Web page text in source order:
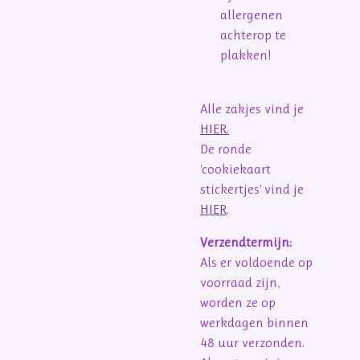
allergenen
achterop te
plakken!
Alle zakjes vind je
HIER.
De ronde
'cookiekaart
stickertjes' vind je
HIER.
Verzendtermijn:
Als er voldoende op
voorraad zijn,
worden ze op
werkdagen binnen
48 uur verzonden.